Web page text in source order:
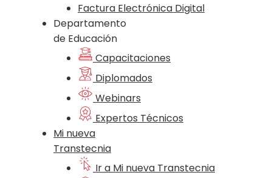
Factura Electrónica Digital
Departamento
de Educación
Capacitaciones
Diplomados
Webinars
Expertos Técnicos
Mi nueva
Transtecnia
Ir a Mi nueva Transtecnia